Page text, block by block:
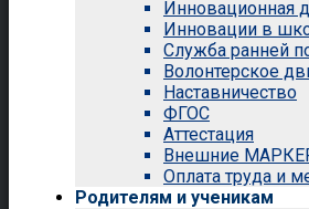
Инновационная
Инновации в
Служба ранней
Волонтерское
Наставничество
ФГОС
Аттестация
Внешние
Оплата труда и
Родителям и ученикам